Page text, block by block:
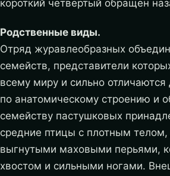
короткий четвертый обращен
Родственные виды.
Отряд журавлеобразных
семейств, представители
всему миру и сильно отличаются
по анатомическому строению и
семейству пастушковых
средние птицы с плотным телом,
выгнутыми маховыми перьями,
хвостом и сильными ногами.